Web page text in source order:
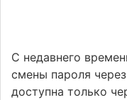
С недавнего
смены пароля
доступна только